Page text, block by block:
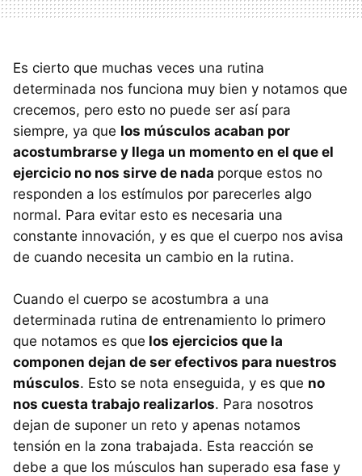
Es cierto que muchas veces una rutina
determinada nos funciona muy bien y notamos que
crecemos, pero esto no puede ser así para
siempre, ya que los músculos acaban por
acostumbrarse y llega un momento en el que el
ejercicio no nos sirve de nada porque estos no
responden a los estímulos por parecerles algo
normal. Para evitar esto es necesaria una
constante innovación, y es que el cuerpo nos avisa
de cuando necesita un cambio en la rutina.
Cuando el cuerpo se acostumbra a una
determinada rutina de entrenamiento lo primero
que notamos es que los ejercicios que la
componen dejan de ser efectivos para nuestros
músculos. Esto se nota enseguida, y es que no
nos cuesta trabajo realizarlos. Para nosotros
dejan de suponer un reto y apenas notamos
tensión en la zona trabajada. Esta reacción se
debe a que los músculos han superado esa fase y